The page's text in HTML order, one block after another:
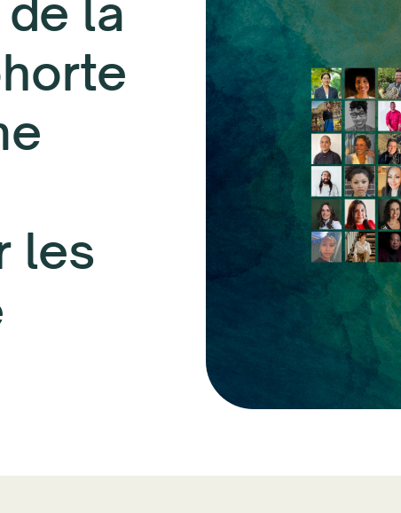
la
les